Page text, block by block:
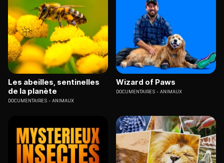
Les abeilles, sentinelles
de la planète
DOCUMENTAIRES ANIMAUX
Wizard of Paws
DOCUMENTAIRES ANIMAUX